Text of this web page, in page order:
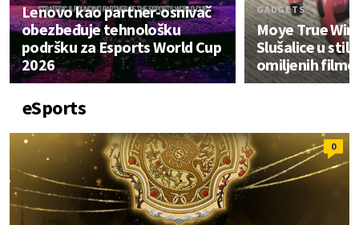
Lenovo kao partner-osnivač
obezbeđuje tehnološku
podršku za Esports World Cup
2026
GADGETS
Moye True
Slušalice u
omiljenih
eSports
0